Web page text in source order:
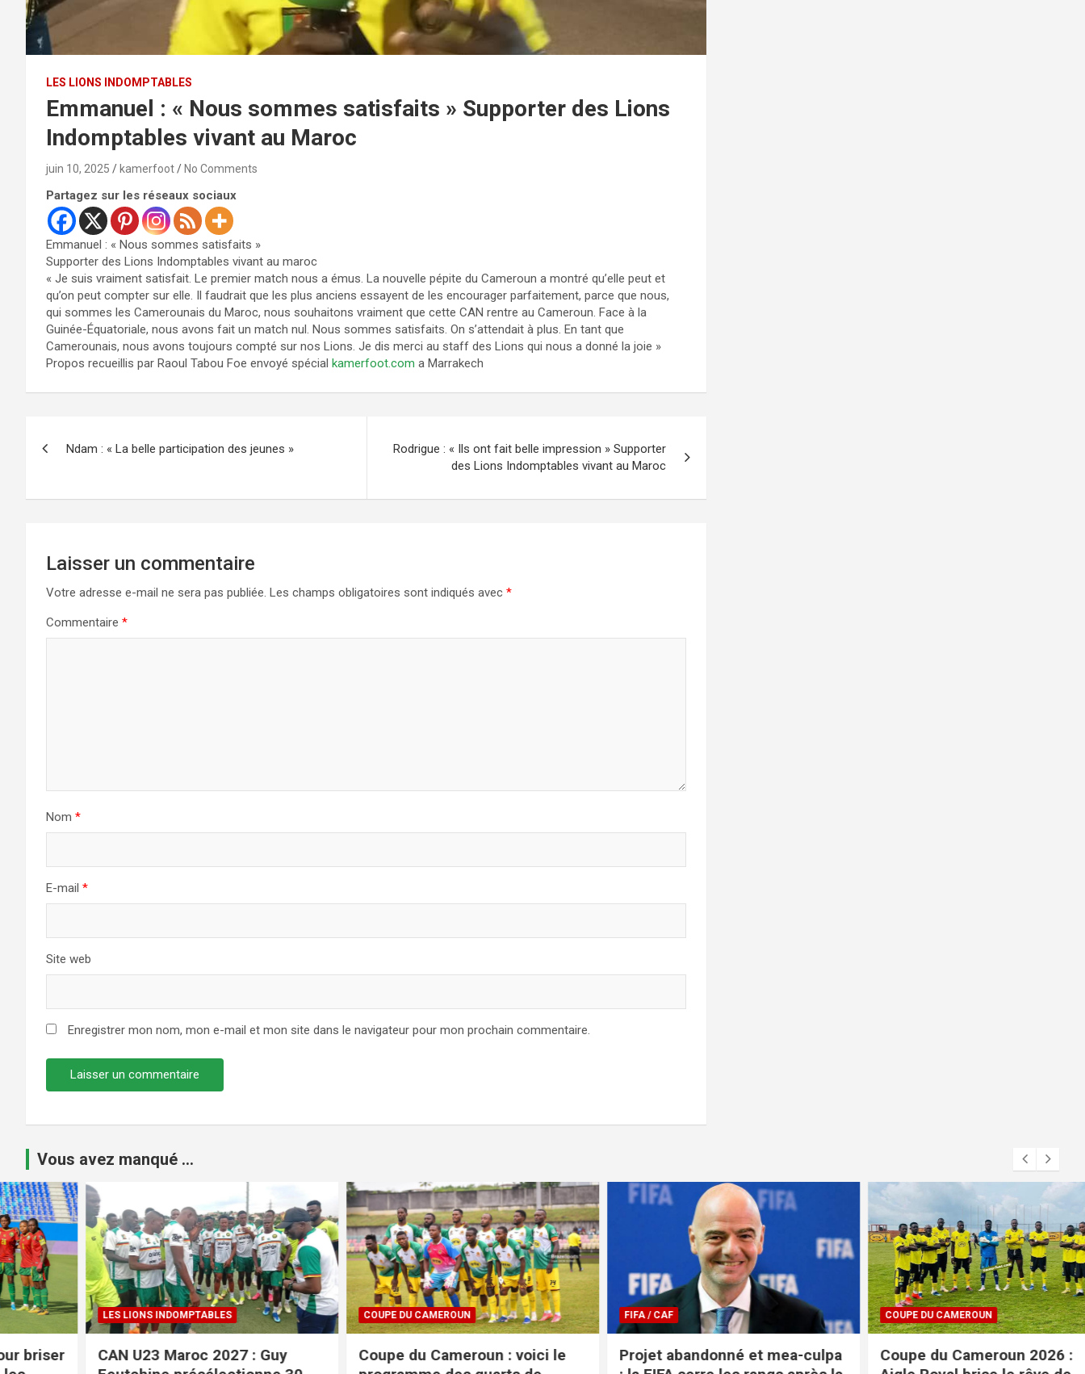
LES LIONS INDOMPTABLES
Emmanuel : « Nous sommes satisfaits » Supporter des Lions
Indomptables vivant au Maroc
juin 10, 2025 kamerfoot No Comments
Partagez sur les réseaux sociaux
Emmanuel : « Nous sommes satisfaits »
Supporter des Lions Indomptables vivant au maroc
« Je suis vraiment satisfait. Le premier match nous a émus. La nouvelle pépite du Cameroun a montré qu’elle peut et
qu’on peut compter sur elle. Il faudrait que les plus anciens essayent de les encourager parfaitement, parce que nous,
qui sommes les Camerounais du Maroc, nous souhaitons vraiment que cette CAN rentre au Cameroun. Face à la
Guinée-Équatoriale, nous avons fait un match nul. Nous sommes satisfaits. On s’attendait à plus. En tant que
Camerounais, nous avons toujours compté sur nos Lions. Je dis merci au staff des Lions qui nous a donné la joie »
Propos recueillis par Raoul Tabou Foe envoyé spécial kamerfoot.com a Marrakech
l’article
Ndam : « La belle participation des jeunes »
Rodrigue : « Ils ont fait belle impression » Supporter
des Lions Indomptables vivant au Maroc
Laisser un commentaire
Votre adresse e-mail ne sera pas publiée. Les champs obligatoires sont indiqués avec *
Commentaire *
Nom *
E-mail *
Site web
Enregistrer mon nom, mon e-mail et mon site dans le navigateur pour mon prochain commentaire.
Vous avez manqué ...
LES LIONS INDOMPTABLES
CAN U23 Maroc 2027 : Guy
COUPE DU CAMEROUN
Coupe du Cameroun : voici le
FIFA / CAF
Projet abandonné et mea-culpa
COUPE DU CAMEROUN
Coupe du Cameroun 2026 :